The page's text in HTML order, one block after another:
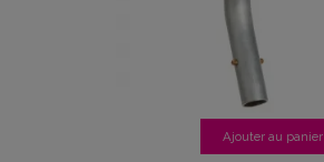
Ajouter au panier